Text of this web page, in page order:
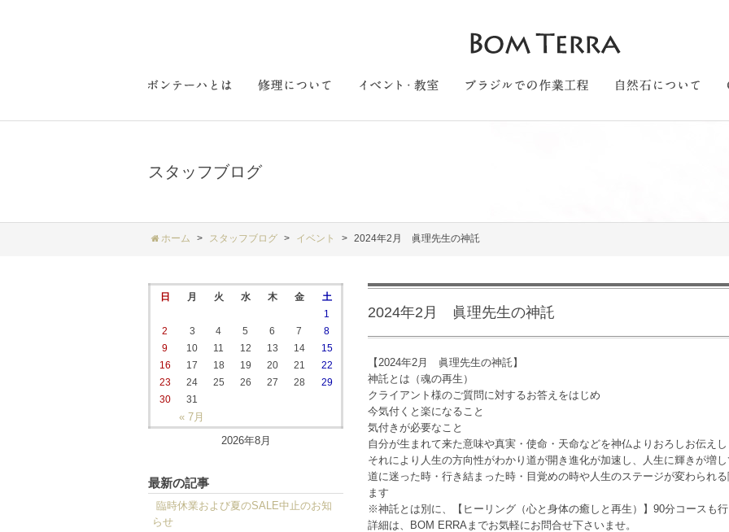
スタッフブログ
ホーム スタッフブログ イベント 2024年2月 眞理先生の神託
2024年2月 眞理先生の神託
【2024年2月 眞理先生の神託】
神託とは（魂の再生）
クライアント様のご質問に対するお答えをはじめ
今気付くと楽になること
気付きが必要なこと
自分が生まれて来た意味や真実・使命・天命などを神仏よりおろしお伝えし
それにより人生の方向性がわかり道が開き進化が加速し、人生に輝きが増
道に迷った時・行き結まった時・目覚めの時や人生のステージが変わられ
ます
※神託とは別に、【ヒーリング（心と身体の癒しと再生）】90分コースも行
詳細は、BOM ERRAまでお気軽にお問合せ下さいませ。
2026年8月
日 月 火 水 木 金 土
« 7月
1
2
3 4 5 6 7
8
9
10 11 12 13 14
15
16
17 18 19 20 21
22
23
24 25 26 27 28
29
30
31
最新の記事
臨時休業および夏のSALE中止のお知
らせ